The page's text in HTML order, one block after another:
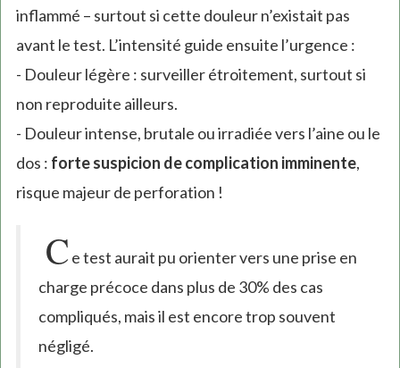
inflammé – surtout si cette douleur n’existait pas
avant le test. L’intensité guide ensuite l’urgence :
- Douleur légère : surveiller étroitement, surtout si
non reproduite ailleurs.
- Douleur intense, brutale ou irradiée vers l’aine ou le
dos : forte suspicion de complication imminente,
risque majeur de perforation !
C e test aurait pu orienter vers une prise en
charge précoce dans plus de 30% des cas
compliqués, mais il est encore trop souvent
négligé.